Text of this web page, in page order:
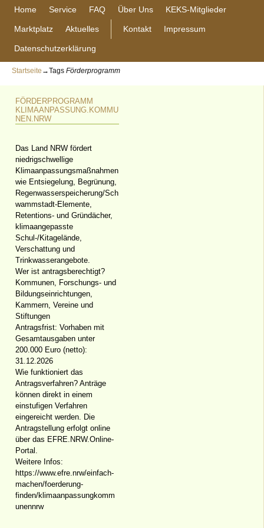
Home Service FAQ Über Uns KEKS-Mitglieder
Marktplatz Aktuelles Kontakt Impressum
Datenschutzerklärung
Startseite →Tags Förderprogramm
FÖRDERPROGRAMM
KLIMAANPASSUNG.KOMMU
NEN.NRW
Das Land NRW fördert
niedrigschwellige
Klimaanpassungsmaßnahmen
wie Entsiegelung, Begrünung,
Regenwasserspeicherung/Sch
wammstadt-Elemente,
Retentions- und Gründächer,
klimaangepasste
Schul-/Kitagelände,
Verschattung und
Trinkwasserangebote.
Wer ist antragsberechtigt?
Kommunen, Forschungs- und
Bildungseinrichtungen,
Kammern, Vereine und
Stiftungen
Antragsfrist: Vorhaben mit
Gesamtausgaben unter
200.000 Euro (netto):
31.12.2026
Wie funktioniert das
Antragsverfahren? Anträge
können direkt in einem
einstufigen Verfahren
eingereicht werden. Die
Antragstellung erfolgt online
über das EFRE.NRW.Online-
Portal.
Weitere Infos:
https://www.efre.nrw/einfach-
machen/foerderung-
finden/klimaanpassungkomm
unennrw